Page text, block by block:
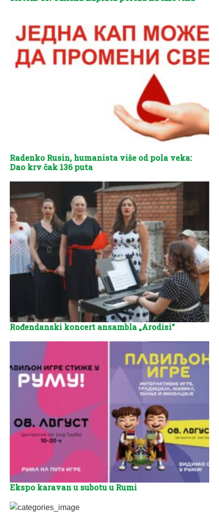
Radenko Rusin, humanista više od pola veka:
Dao krv čak 136 puta
Rođendanski koncert ansambla „Arodisi“
Ekspo karavan u subotu u Rumi